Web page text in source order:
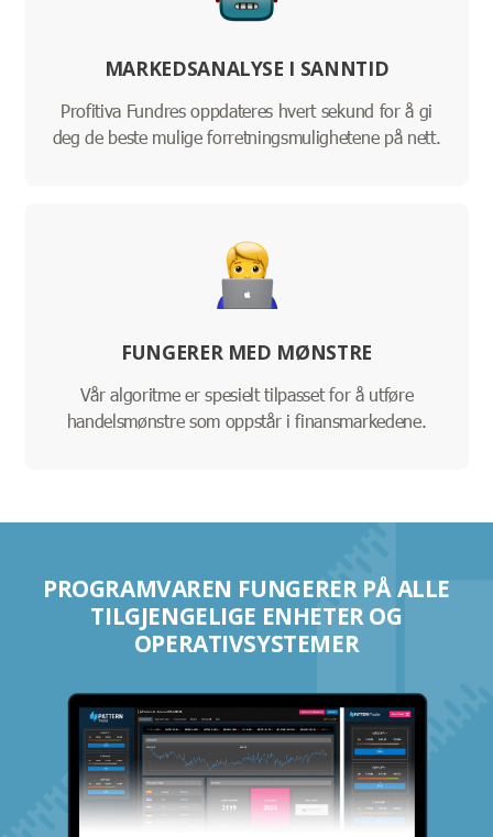
MARKEDSANALYSE I SANNTID
Profitiva Fundres oppdateres hvert sekund for å gi
deg de beste mulige forretningsmulighetene på nett.
FUNGERER MED MØNSTRE
Vår algoritme er spesielt tilpasset for å utføre
handelsmønstre som oppstår i finansmarkedene.
PROGRAMVAREN FUNGERER PÅ ALLE
TILGJENGELIGE ENHETER OG
OPERATIVSYSTEMER